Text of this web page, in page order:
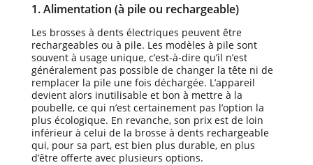
1. Alimentation (à pile ou rechargeable)
Les brosses à dents électriques peuvent être
rechargeables ou à pile. Les modèles à pile sont
souvent à usage unique, c’est-à-dire qu’il n’est
généralement pas possible de changer la tête ni de
remplacer la pile une fois déchargée. L’appareil
devient alors inutilisable et bon à mettre à la
poubelle, ce qui n’est certainement pas l’option la
plus écologique. En revanche, son prix est de loin
inférieur à celui de la brosse à dents rechargeable
qui, pour sa part, est bien plus durable, en plus
d’être offerte avec plusieurs options.